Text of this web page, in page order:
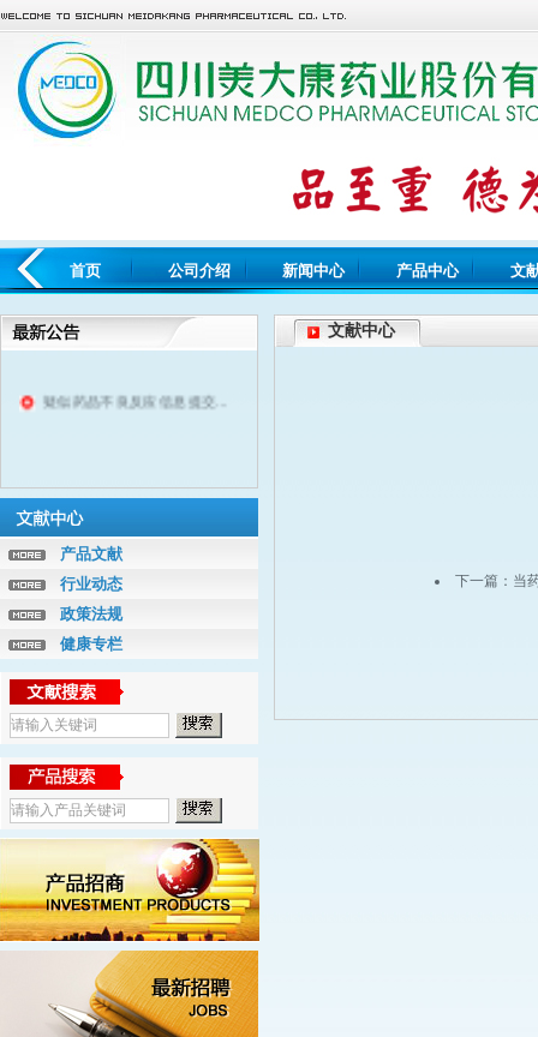
首页 公司介绍 新闻中心 产品中心 文
疑似药品不良反应信息提交...
产品文献
行业动态
政策法规
健康专栏
文献中心
下一篇： 当